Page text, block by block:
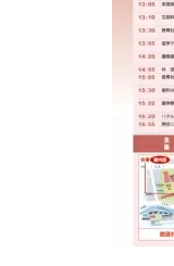
教育研究評議会
学長選考・監察
多職種連携教育
学長×医学部学
学長×歯学部学
東京医科歯科大
広報誌「
英語版広報誌「
学内向け広報
医歯大ひろば
写真で綴る 東
写真で綴る 東
第1回『学びの
第2回『教育
クラウドファン
２．大学認証評
３．自己点検・
第１期 中期目
第２期 中期目
第３期中期目
1-2.年度計画・
第3期】トップ
（第１期中期目
（第２期中期目
3．自己点検・
4．指定国立大
関連リンク先
「大学院学生の
「大学院学生の
「複合領域コー
に関する協定書
複合領域コース
各複合領域コー
編入学制度に
三大学連合（外
医療管理政策学
法定公開情報
土地・建物及び
ダイバーシティ
東京医科歯科大
ジョン推進宣言
東京医科歯科大
ジョン推進宣言
ダイバーシテ
コンプライア
コンプライアン
ハラスメント
公益通報につい
生体材料工学研
難治疾患研究所
国際交流サイト
研究情報サイト
入学料・授業料
アルバイトにつ
学生寮について
アパート等の紹
医学部医学科
歯学部サマープ
オンライン個別
地域特別枠推薦
試験問題及び解
ョイント・ディ
大学院入学希
学費・入学金
学費・入学金
奨学金について
大学院医歯学総
研究テーマ検索
大学院研究生
大学院保健衛生
Call for
SPRING（MD
Academic
(*Autumn
令和７年度（２
世代フロントラ
系）「Science
（旧TMDU卓越
入学料・授業料
(Admission &
Exemption/
奨学金について
(Admission &
Exemption/
【2026年4月入
請について（
「修学支援に対
奨学金について
日本学生支援機
財団法人・地
2025年度国立
日本学生支援機
アパート等の紹
学生保険制度に
国民年金につい
就職・キャリア
企業・官公庁
在学生向けトッ
新型コロナウイ
サークル・学園
サークル・学園
施設利用トップ
保健管理センタ
ボランティア
学（MMA）コー
博士課程 医歯
博士課程 生命
博士課程共同災
医歯学総合研究
修士課程 医歯
スリーダー養
博士課程 医歯
博士課程 医歯
博士課程 国際
ー・プログラム
博士課程 生命
教育研究分野
教育研究分野組
看護先進科学専
履修要項（大学
５大学災害看護
生体材料工学研
難治疾患研究所
AMED研究費の
GAPファンド等
倫理審査手続き
各種実験手続
研究に必要な講
research map
プレスリリース
青い鳥広場(学
統合研究機構・
オープンイノ
各種センター
研究不正等の公
剽窃チェック
安全保障輸出
各種お問い合